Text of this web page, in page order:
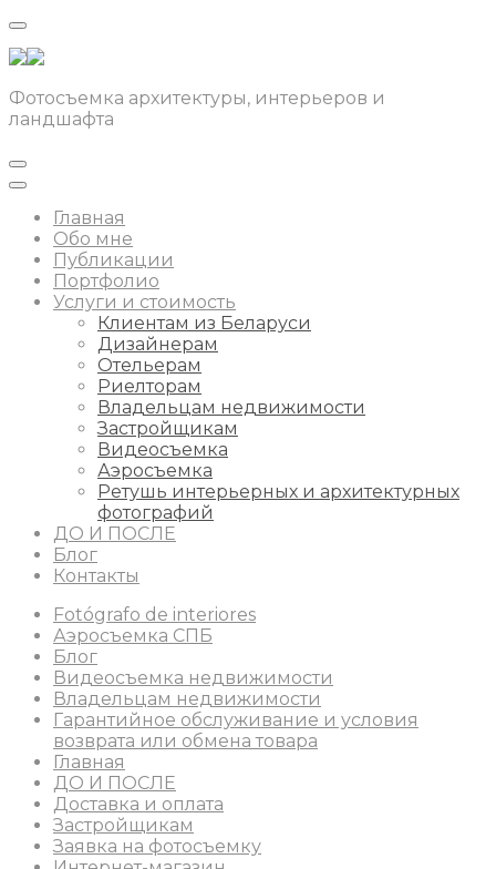
Фотосъемка архитектуры, интерьеров и
ландшафта
Главная
Обо мне
Публикации
Портфолио
Услуги и стоимость
Клиентам из Беларуси
Дизайнерам
Отельерам
Риелторам
Владельцам недвижимости
Застройщикам
Видеосъемка
Аэросъемка
Ретушь интерьерных и архитектурных
фотографий
ДО И ПОСЛЕ
Блог
Контакты
Fotógrafo de interiores
Аэросъемка СПБ
Блог
Видеосъемка недвижимости
Владельцам недвижимости
Гарантийное обслуживание и условия
возврата или обмена товара
Главная
ДО И ПОСЛЕ
Доставка и оплата
Застройщикам
Заявка на фотосъемку